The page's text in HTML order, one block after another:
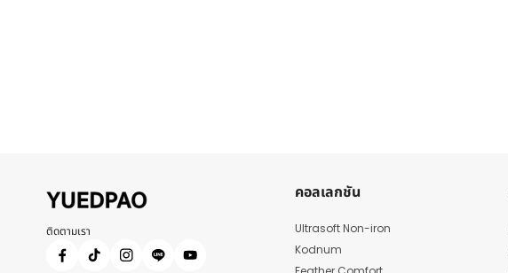
ติดตามเรา
คอลเลกชัน
Ultrasoft Non-iron
Kodnum